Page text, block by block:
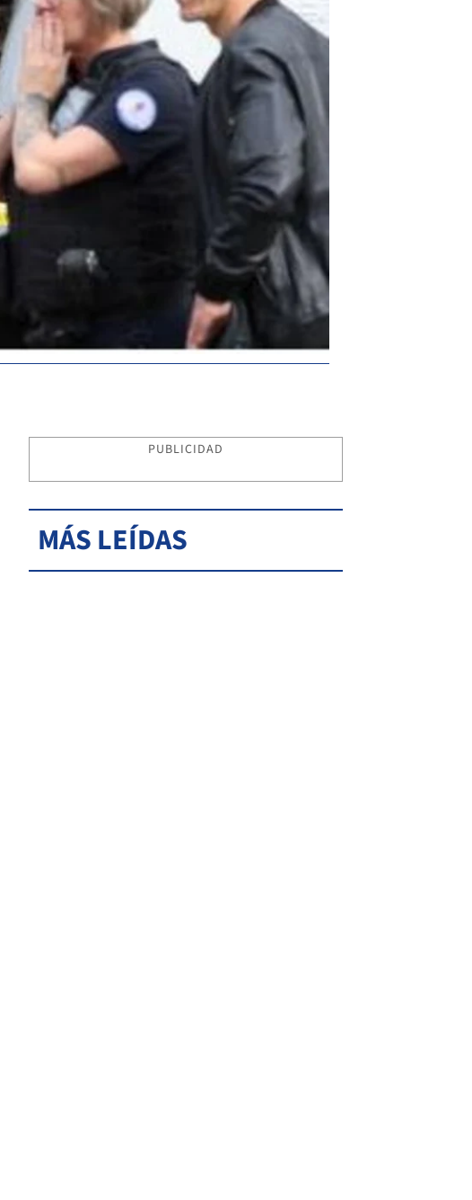
PUBLICIDAD
MÁS LEÍDAS